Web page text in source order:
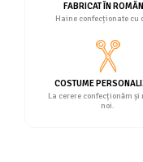
FABRICAT ÎN
Haine confecționate cu
COSTUME
La cerere confecționăm și
noi.